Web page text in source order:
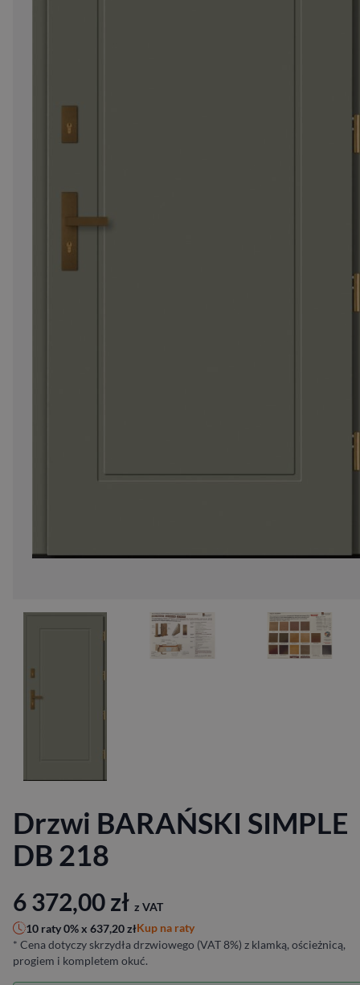
Drzwi BARAŃSKI SIMPLE
DB 218
6 372,00zł z VAT
10 raty 0% x 637,20złKup na raty
* Cena dotyczy skrzydła drzwiowego (VAT 8%) z klamką, ościeżnicą,
progiem i kompletem okuć.